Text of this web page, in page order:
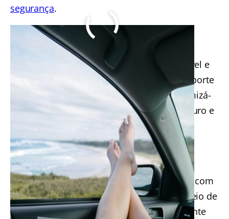
segurança.
Conclusão
Escolher um dos meios de transporte mais
seguros é crucial para uma viagem agradável e
tranquila. Embora todos os meios de transporte
apresentem alguns riscos, é possível minimizá-
los escolhendo um meio de transporte seguro e
Como citamos no artigo, os cinco meios de
transporte mais seguros falados acima são
excelentes opções para quem deseja viajar com
segurança e conforto. Não importa qual meio de
transporte você escolha, é sempre importante